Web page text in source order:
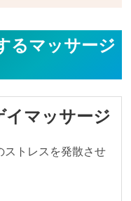
るマッサージ
イマッサージ
ストレスを発散させ